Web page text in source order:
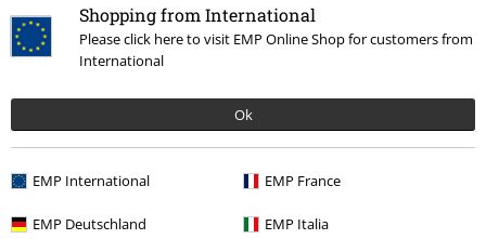
Shopping from International
Please click here to visit EMP Online Shop for customers from
International
Ok
EMP International EMP France
EMP Deutschland EMP Italia
SLEVA 35%
Téměř vyprodáno
DMCOdKč 1.799,00
Od Kč 1.169,00
Premium by EMP
Cargo kalhoty
% Téměř vyprodáno
Kč 519,00
Marilyn
Outer Vision